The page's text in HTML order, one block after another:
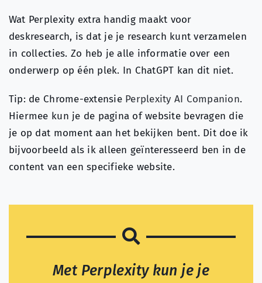
Wat Perplexity extra handig maakt voor
deskresearch, is dat je je research kunt verzamelen
in collecties. Zo heb je alle informatie over een
onderwerp op één plek. In ChatGPT kan dit niet.
Tip: de Chrome-extensie Perplexity AI Companion.
Hiermee kun je de pagina of website bevragen die
je op dat moment aan het bekijken bent. Dit doe ik
bijvoorbeeld als ik alleen geïnteresseerd ben in de
content van een specifieke website.
Met Perplexity kun je je